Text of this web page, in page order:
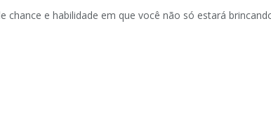
chance e habilidade em que você não só estará